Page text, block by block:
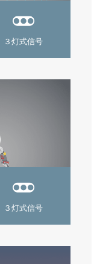
３灯式信号
３灯式信号